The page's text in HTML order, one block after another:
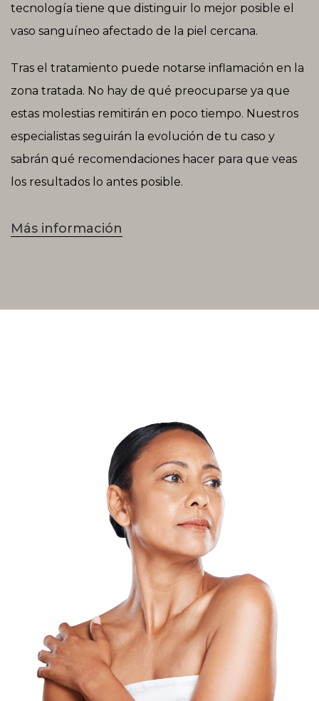
tecnología tiene que distinguir lo mejor posible el
vaso sanguíneo afectado de la piel cercana.
Tras el tratamiento puede notarse inflamación en la
zona tratada. No hay de qué preocuparse ya que
estas molestias remitirán en poco tiempo. Nuestros
especialistas seguirán la evolución de tu caso y
sabrán qué recomendaciones hacer para que veas
los resultados lo antes posible.
Más información